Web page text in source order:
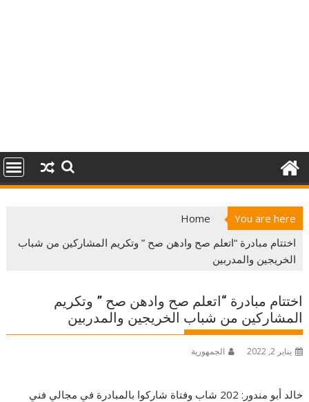
You are here
Home
اختتام مبادرة “اتعلم صح وادهن صح ” وتكريم المشاركين من شباب
الخريجين والمدربين
اختتام مبادرة “اتعلم صح وادهن صح ” وتكريم
المشاركين من شباب الخريجين والمدربين
يناير 2, 2022 الجمهورية
خالد أبو مندور: 202 شاب وفتاة شاركوا بالمبادرة في مجالي فني